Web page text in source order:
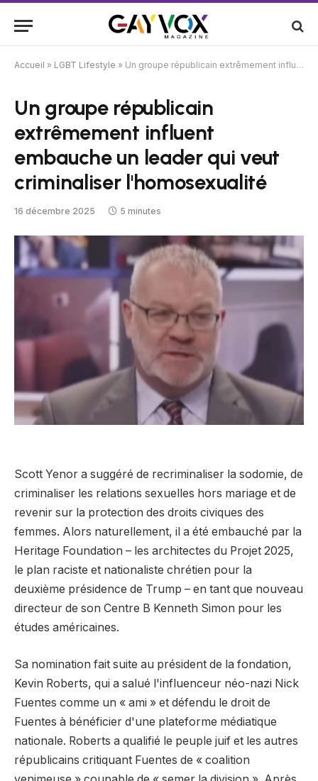
Accueil » LGBT Lifestyle » Un groupe républicain extrêmement influent embauche un leader qui veut criminaliser l'homosexualité
Un groupe républicain
extrêmement influent
embauche un leader qui veut
criminaliser l'homosexualité
16 décembre 2025 5 minutes
Scott Yenor a suggéré de recriminaliser la sodomie, de
criminaliser les relations sexuelles hors mariage et de
revenir sur la protection des droits civiques des
femmes. Alors naturellement, il a été embauché par la
Heritage Foundation – les architectes du Projet 2025,
le plan raciste et nationaliste chrétien pour la
deuxième présidence de Trump – en tant que nouveau
directeur de son Centre B Kenneth Simon pour les
études américaines.
Sa nomination fait suite au président de la fondation,
Kevin Roberts, qui a salué l'influenceur néo-nazi Nick
Fuentes comme un « ami » et défendu le droit de
Fuentes à bénéficier d'une plateforme médiatique
nationale. Roberts a qualifié le peuple juif et les autres
républicains critiquant Fuentes de « coalition